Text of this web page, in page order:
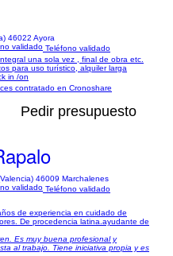
46022 Ayora
Teléfono validado
una sola vez , final de obra etc.
para uso turístico, alquiler larga
in /on
contratado en Cronoshare
Pedir presupuesto
46009 Marchalenes
Teléfono validado
de experiencia en cuidado de
De procedencia latina.ayudante de
Es muy buena profesional y
al trabajo. Tiene iniciativa propia y es